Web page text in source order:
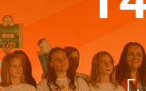
г. Луганск